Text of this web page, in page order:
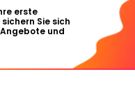
erste
Sie sich
und